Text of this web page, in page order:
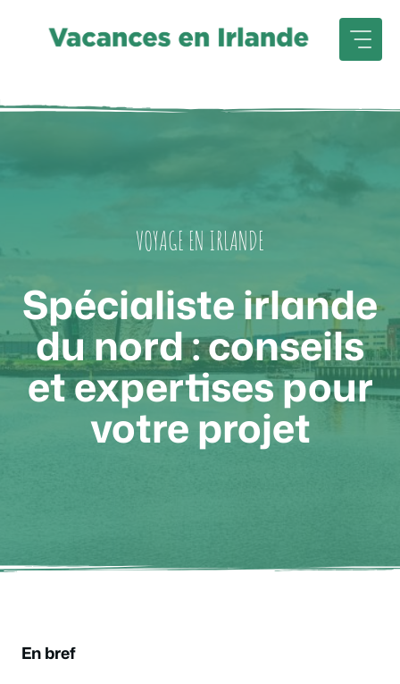
VOYAGE EN IRLANDE
Spécialiste irlande
du nord : conseils
et expertises pour
votre projet
En bref